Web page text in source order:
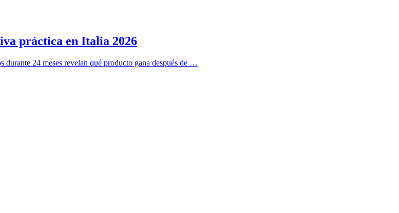
práctica en Italia 2026
24 meses revelan qué producto gana después de …